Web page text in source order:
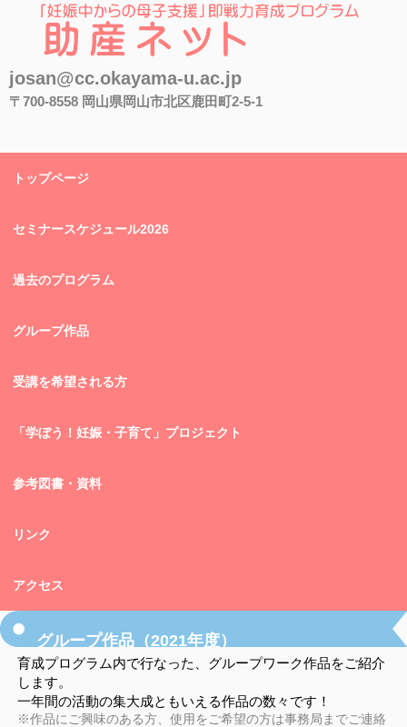
助産ネット
josan@cc.okayama-u.ac.jp
〒700-8558 岡山県岡山市北区鹿田町2-5-1
トップページ
セミナースケジュール2026
過去のプログラム
グループ作品
受講を希望される方
「学ぼう！妊娠・子育て」プロジェクト
参考図書・資料
リンク
アクセス
グループ作品（2021年度）
育成プログラム内で行なった、グループワーク作品をご紹介
します。
一年間の活動の集大成ともいえる作品の数々です！
※作品にご興味のある方、使用をご希望の方は事務局までご連絡